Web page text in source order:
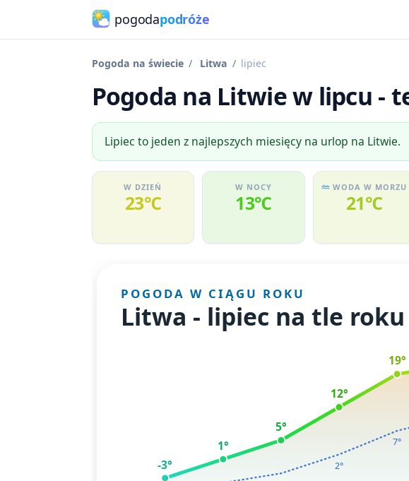
pogodapodróże
Pogoda na świecie Litwa lipiec
Pogoda na Litwie w lipcu -
Lipiec to jeden z najlepszych miesięcy na urlop na Litwie.
W DZIEŃ
23℃
W NOCY
13℃
WODA W MORZU
21℃